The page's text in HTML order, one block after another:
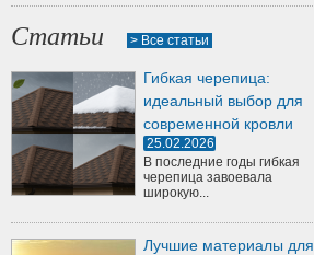
Статьи > Все статьи
Гибкая черепица:
идеальный выбор для
современной кровли
25.02.2026
В последние годы гибкая
черепица завоевала
широкую...
Лучшие материалы для